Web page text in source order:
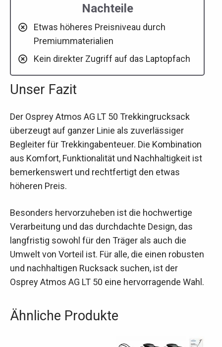
Nachteile
Etwas höheres Preisniveau durch
Premiummaterialien
Kein direkter Zugriff auf das Laptopfach
Unser Fazit
Der Osprey Atmos AG LT 50 Trekkingrucksack
überzeugt auf ganzer Linie als zuverlässiger
Begleiter für Trekkingabenteuer. Die Kombination
aus Komfort, Funktionalität und Nachhaltigkeit ist
bemerkenswert und rechtfertigt den etwas
höheren Preis.
Besonders hervorzuheben ist die hochwertige
Verarbeitung und das durchdachte Design, das
langfristig sowohl für den Träger als auch die
Umwelt von Vorteil ist. Für alle, die einen robusten
und nachhaltigen Rucksack suchen, ist der
Osprey Atmos AG LT 50 eine hervorragende Wahl.
Ähnliche Produkte